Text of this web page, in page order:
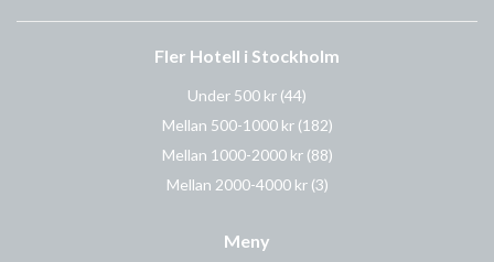
Fler Hotell i Stockholm
Under 500 kr (44)
Mellan 500-1000 kr (182)
Mellan 1000-2000 kr (88)
Mellan 2000-4000 kr (3)
Meny